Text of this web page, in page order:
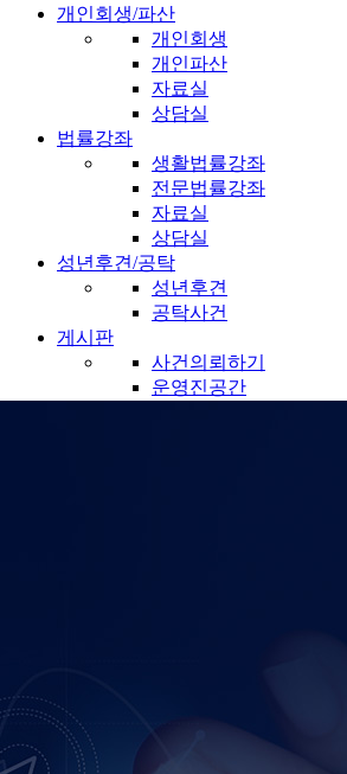
개인회생/파산
개인회생
개인파산
자료실
상담실
법률강좌
생활법률강좌
전문법률강좌
자료실
상담실
성년후견/공탁
성년후견
공탁사건
게시판
사건의뢰하기
운영진공간